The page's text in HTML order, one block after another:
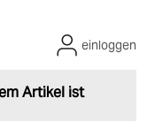
Artikel ist
einloggen